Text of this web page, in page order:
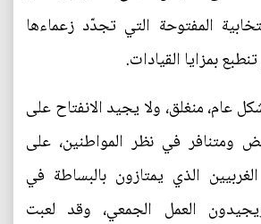
المفتوحة التي تجدّد زعماءها
بمزايا القيادات.
عام، منغلق، ولا يجيد الانفتاح على
ومتنافر في نظر المواطنين، على
الذي يمتازون بالبساطة في
ويجيدون العمل الجمعي، وقد لعبت